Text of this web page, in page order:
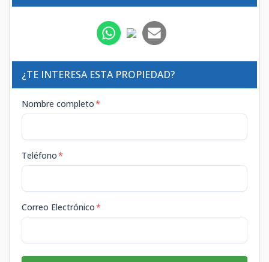
¿TE INTERESA ESTA PROPIEDAD?
Nombre completo*
Teléfono*
Correo Electrónico*